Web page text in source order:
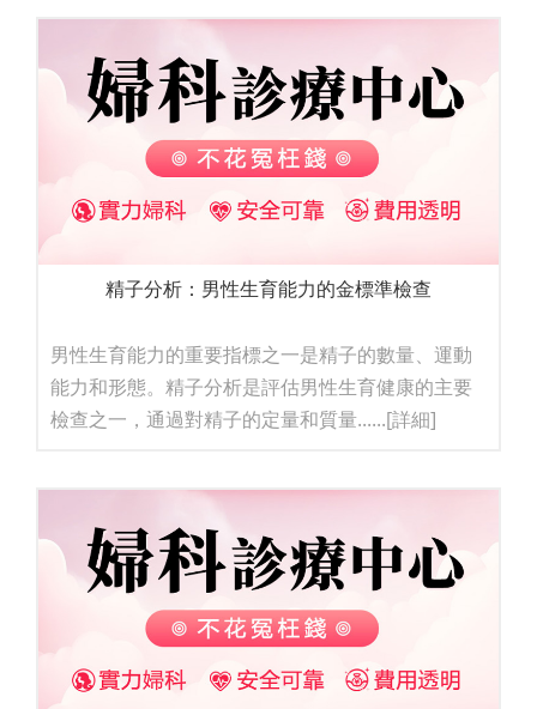
精子分析：男性生育能力的金標準檢查
男性生育能力的重要指標之一是精子的數量、運動
能力和形態。精子分析是評估男性生育健康的主要
檢查之一，通過對精子的定量和質量......[詳細]